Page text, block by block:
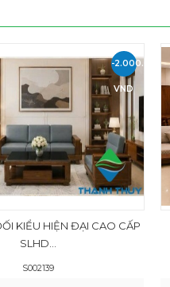
-2.000.000
VND
KIỂU HIỆN ĐẠI CAO CẤP
SLHD...
S002139